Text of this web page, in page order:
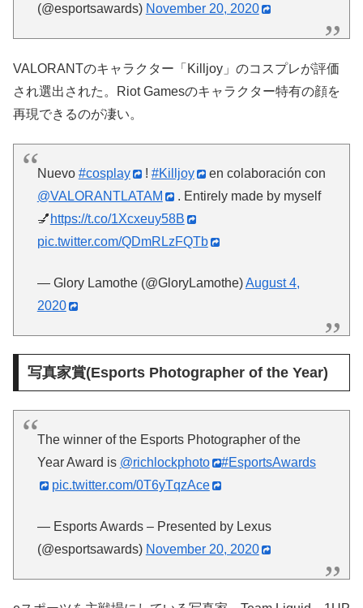
(@esportsawards) November 20, 2020
VALORANTのキャラクター「Killjoy」のコスプレが評価
され選出された。Riot Gamesのキャラクター特有の顔を
再現できるのが凄い。
Nuevo #cosplay ! #Killjoy
en colaboración con
@VALORANTLATAM
. Entirely made by myself
💅 https://t.co/1Xcxeuy58B
pic.twitter.com/QDmRLzFQTb
— Glory Lamothe (@GloryLamothe)August 4,
2020
写真家賞(Esports Photographer of the Year)
The winner of the Esports Photographer of the
Year Award is @richlockphoto
#EsportsAwards
pic.twitter.com/0T6yTqzAce
— Esports Awards – Presented by Lexus
(@esportsawards) November 20, 2020